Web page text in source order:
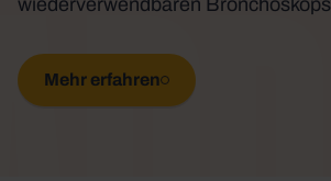
wiederverwendbaren
Mehr erfahren